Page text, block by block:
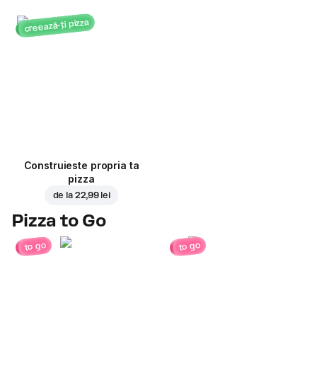
creează-ți pizza
Construieste propria ta
pizza
de la 22,99 lei
Pizza to Go
to go to go